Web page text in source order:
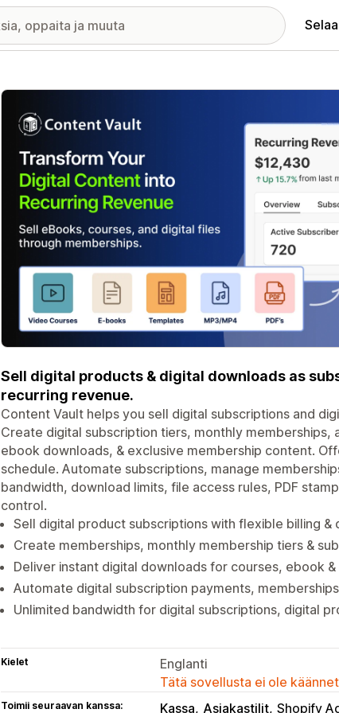
Esittelykuvagalleria
Sell digital products & digital downloads as
recurring revenue.
Content Vault helps you sell digital subscriptions and
Create digital subscription tiers, monthly memberships,
ebook downloads, & exclusive membership content.
schedule. Automate subscriptions, manage
bandwidth, download limits, file access rules, PDF
control.
Sell digital product subscriptions with flexible billing &
Create memberships, monthly membership tiers &
Deliver instant digital downloads for courses, ebook &
Automate digital subscription payments,
Unlimited bandwidth for digital subscriptions, digital
Kielet
Englanti
Tätä sovellusta ei ole
Toimii seuraavan kanssa: Kassa Asiakastilit Shopify